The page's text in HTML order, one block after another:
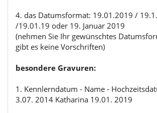
4. das Datumsformat: 19.01.2019 /
/19.01.19 oder 19. Januar 2019
(nehmen Sie Ihr gewünschtes
gibt es keine Vorschriften)
besondere Gravuren:
1. Kennlerndatum - Name -
3.07. 2014 Katharina 19.01. 2019